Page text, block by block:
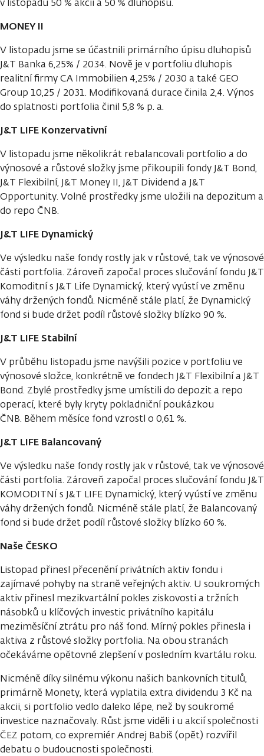
MONEY II
V listopadu jsme se účastnili primárního úpisu dluhopisů
J&T Banka 6,25% / 2034. Nově je v portfoliu dluhopis
realitní firmy CA Immobilien 4,25% / 2030 a také GEO
Group 10,25 / 2031. Modifikovaná durace činila 2,4. Výnos
do splatnosti portfolia činil 5,8 % p. a.
J&T LIFE Konzervativní
V listopadu jsme několikrát rebalancovali portfolio a do
výnosové a růstové složky jsme přikoupili fondy J&T Bond,
J&T Flexibilní, J&T Money II, J&T Dividend a J&T
Opportunity. Volné prostředky jsme uložili na depozitum a
do repo ČNB.
J&T LIFE Dynamický
Ve výsledku naše fondy rostly jak v růstové, tak ve výnosové
části portfolia. Zároveň započal proces slučování fondu J&T
Komoditní s J&T Life Dynamický, který vyústí ve změnu
váhy držených fondů. Nicméně stále platí, že Dynamický
fond si bude držet podíl růstové složky blízko 90 %.
J&T LIFE Stabilní
V průběhu listopadu jsme navýšili pozice v portfoliu ve
výnosové složce, konkrétně ve fondech J&T Flexibilní a J&T
Bond. Zbylé prostředky jsme umístili do depozit a repo
operací, které byly kryty pokladniční poukázkou
ČNB. Během měsíce fond vzrostl o 0,61 %.
J&T LIFE Balancovaný
Ve výsledku naše fondy rostly jak v růstové, tak ve výnosové
části portfolia. Zároveň započal proces slučování fondu J&T
KOMODITNÍ s J&T LIFE Dynamický, který vyústí ve změnu
váhy držených fondů. Nicméně stále platí, že Balancovaný
fond si bude držet podíl růstové složky blízko 60 %.
Naše ČESKO
Listopad přinesl přecenění privátních aktiv fondu i
zajímavé pohyby na straně veřejných aktiv. U soukromých
aktiv přinesl mezikvartální pokles ziskovosti a tržních
násobků u klíčových investic privátního kapitálu
meziměsíční ztrátu pro náš fond. Mírný pokles přinesla i
aktiva z růstové složky portfolia. Na obou stranách
očekáváme opětovné zlepšení v posledním kvartálu roku.
Nicméně díky silnému výkonu našich bankovních titulů,
primárně Monety, která vyplatila extra dividendu 3 Kč na
akcii, si portfolio vedlo daleko lépe, než by soukromé
investice naznačovaly. Růst jsme viděli i u akcií společnosti
ČEZ potom, co expremiér Andrej Babiš (opět) rozvířil
debatu o budoucnosti společnosti.